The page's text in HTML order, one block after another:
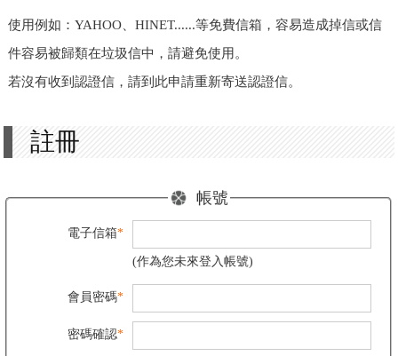
使用例如：YAHOO、HINET......等免費信箱，容易造成掉信或信
件容易被歸類在垃圾信中，請避免使用。
若沒有收到認證信，請到此申請重新寄送認證信。
註冊
帳號
電子信箱*
(作為您未來登入帳號)
會員密碼*
密碼確認*